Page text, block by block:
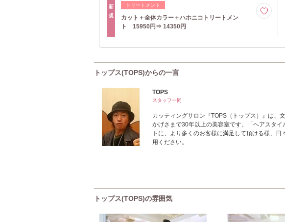
新
規
トリートメント
カット＋全体カラー＋ハホニコトリートメン
ト 15950円⇒ 14350円
トップス(TOPS)からの一言
TOPS
スタッフ一同
カッティングサロン『TOPS（トップス）』は、
かげさまで30年以上の美容室です。「ヘアスタ
トに、より多くのお客様に満足して頂ける様、
用ください。
トップス(TOPS)の雰囲気